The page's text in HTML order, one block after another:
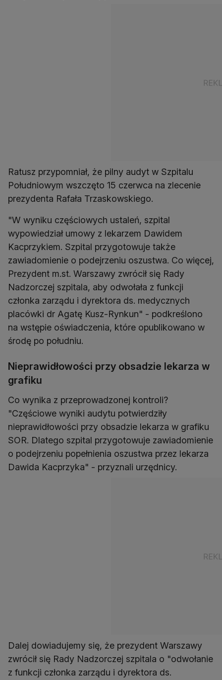
Ratusz przypomniał, że pilny audyt w Szpitalu
Południowym wszczęto 15 czerwca na zlecenie
prezydenta Rafała Trzaskowskiego.
"W wyniku częściowych ustaleń, szpital
wypowiedział umowy z lekarzem Dawidem
Kacprzykiem. Szpital przygotowuje także
zawiadomienie o podejrzeniu oszustwa. Co więcej,
Prezydent m.st. Warszawy zwrócił się Rady
Nadzorczej szpitala, aby odwołała z funkcji
członka zarządu i dyrektora ds. medycznych
placówki dr Agatę Kusz-Rynkun" - podkreślono
na wstępie oświadczenia, które opublikowano w
środę po południu.
Nieprawidłowości przy obsadzie lekarza w
grafiku
Co wynika z przeprowadzonej kontroli?
"Częściowe wyniki audytu potwierdziły
nieprawidłowości przy obsadzie lekarza w grafiku
SOR. Dlatego szpital przygotowuje zawiadomienie
o podejrzeniu popełnienia oszustwa przez lekarza
Dawida Kacprzyka" - przyznali urzędnicy.
Dalej dowiadujemy się, że prezydent Warszawy
zwrócił się Rady Nadzorczej szpitala o "odwołanie
z funkcji członka zarządu i dyrektora ds.